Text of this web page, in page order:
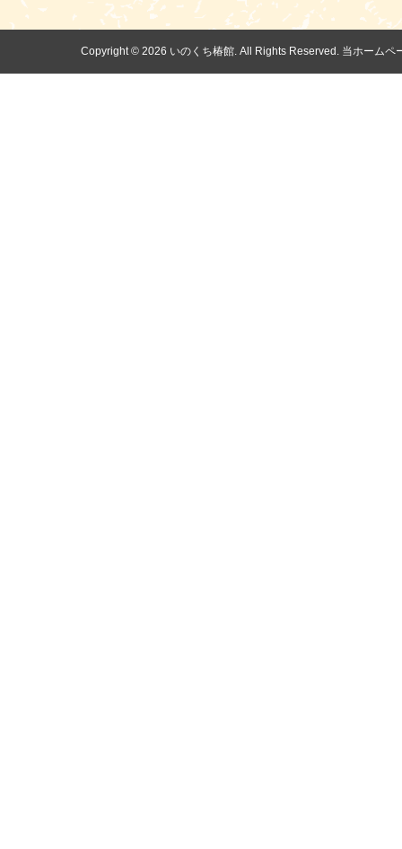
Copyright ©2026 いのくち椿館. All Rights Reserved. 当ホーム